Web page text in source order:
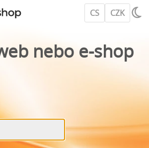
CS CZK
nebo e-shop